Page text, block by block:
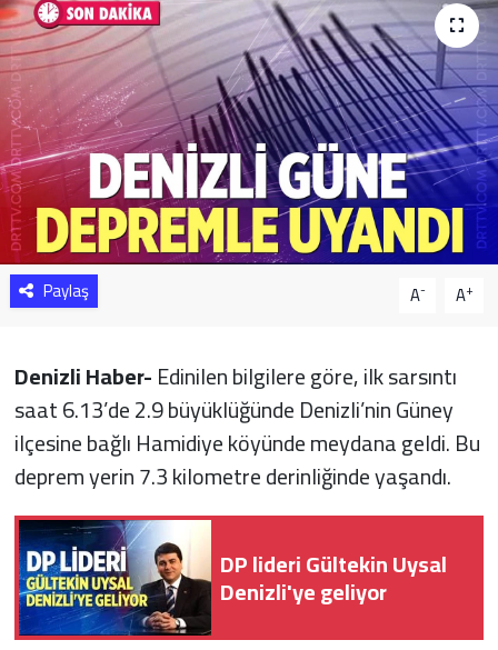
Paylaş A- A+
Denizli Haber-Edinilen bilgilere göre, ilk sarsıntı
saat 6.13’de 2.9 büyüklüğünde Denizli’nin Güney
ilçesine bağlı Hamidiye köyünde meydana geldi. Bu
deprem yerin 7.3 kilometre derinliğinde yaşandı.
DP lideri Gültekin Uysal
Denizli'ye geliyor
Yaşam
Sağlık
Yazarlar
Resmi İlan
Resmi Reklam